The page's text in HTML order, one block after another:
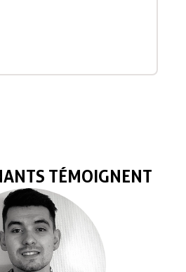
TÉMOIGNENT